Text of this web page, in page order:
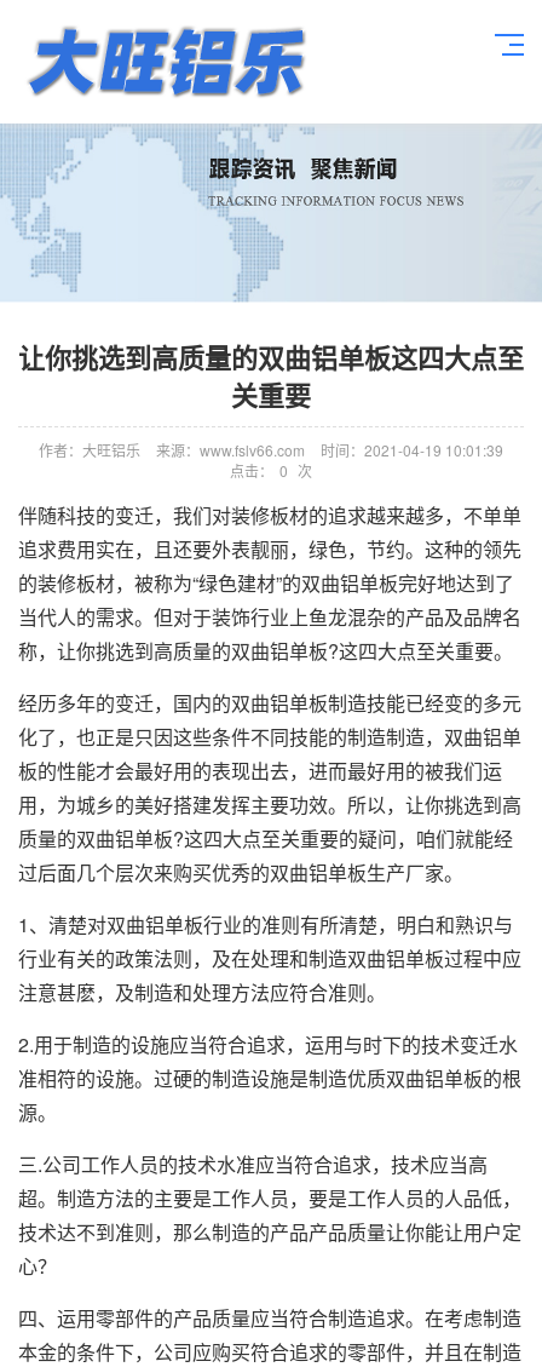
让你挑选到高质量的双曲铝单板这四大点至
关重要
作者：大旺铝乐 来源：www.fslv66.com
时间：2021-04-19 10:01:39
点击：
0 次
伴随科技的变迁，我们对装修板材的追求越来越多，不单单
追求费用实在，且还要外表靓丽，绿色，节约。这种的领先
的装修板材，被称为“绿色建材”的双曲铝单板完好地达到了
当代人的需求。但对于装饰行业上鱼龙混杂的产品及品牌名
称，让你挑选到高质量的双曲铝单板?这四大点至关重要。
经历多年的变迁，国内的双曲铝单板制造技能已经变的多元
化了，也正是只因这些条件不同技能的制造制造， 双曲铝单
板的性能才会最好用的表现出去，进而最好用的被我们运
用，为城乡的美好搭建发挥主要功效。所以，让你挑选到高
质量的双曲铝单板?这四大点至关重要的疑问，咱们就能经
过后面几个层次来购买优秀的双曲铝单板生产厂家。
1、清楚对双曲铝单板行业的准则有所清楚，明白和熟识与
行业有关的政策法则，及在处理和制造双曲铝单板过程中应
注意甚麽，及制造和处理方法应符合准则。
2.用于制造的设施应当符合追求，运用与时下的技术变迁水
准相符的设施。过硬的制造设施是制造优质双曲铝单板的根
源。
三.公司工作人员的技术水准应当符合追求，技术应当高
超。制造方法的主要是工作人员，要是工作人员的人品低，
技术达不到准则，那么制造的产品产品质量让你能让用户定
心？
四、运用零部件的产品质量应当符合制造追求。在考虑制造
本金的条件下，公司应购买符合追求的零部件，并且在制造